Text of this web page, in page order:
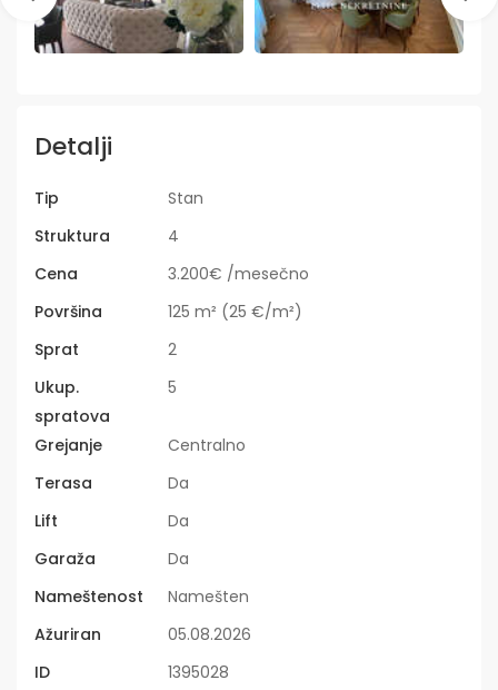
Detalji
Tip
Stan
Struktura
4
Cena
3.200€ /mesečno
Površina
125 m² (25 €/m²)
Sprat
2
Ukup.
spratova
5
Grejanje
Centralno
Terasa
Da
Lift
Da
Garaža
Da
Nameštenost
Namešten
Ažuriran
05.08.2026
ID
1395028